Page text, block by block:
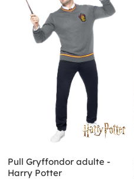
Pull Gryffondor adulte -
Harry Potter